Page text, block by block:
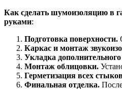
Как сделать шумоизоляцию в
руками:
Подготовка поверхности.
Каркас и монтаж
Укладка
Монтаж облицовки.
Герметизация всех
Финальная отделка.